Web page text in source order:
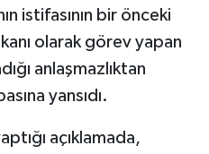
istifasının bir önceki
olarak görev yapan
anlaşmazlıktan
yansıdı.
açıklamada,